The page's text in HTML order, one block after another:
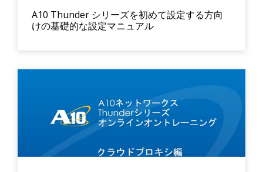
A10 Thunder シリーズを初めて設定する方向
けの基礎的な設定マニュアル